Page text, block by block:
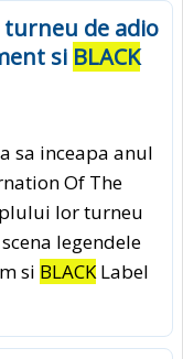
de adio
si BLACK
sa inceapa anul
Of The
lor turneu
legendele
si BLACKLabel